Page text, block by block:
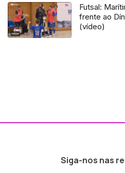
Futsal:
frente ao
(vídeo)
Siga-nos nas